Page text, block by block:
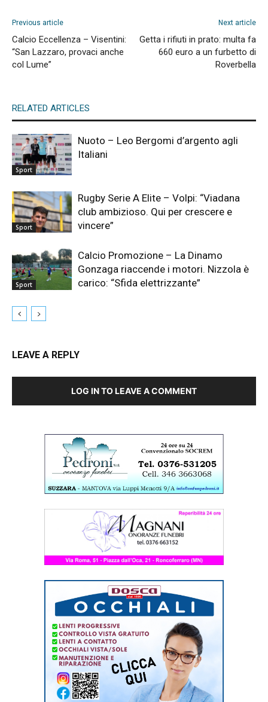
Previous article
Calcio Eccellenza – Visentini:
“San Lazzaro, provaci anche
col Lume”
Next article
Getta i rifiuti in prato: multa fa
660 euro a un furbetto di
Roverbella
RELATED ARTICLES
Sport
Nuoto – Leo Bergomi d’argento agli
Italiani
Sport
Rugby Serie A Elite – Volpi: “Viadana
club ambizioso. Qui per crescere e
vincere”
Sport
Calcio Promozione – La Dinamo
Gonzaga riaccende i motori. Nizzola è
carico: “Sfida elettrizzante”
LEAVE A REPLY
LOG IN TO LEAVE A COMMENT